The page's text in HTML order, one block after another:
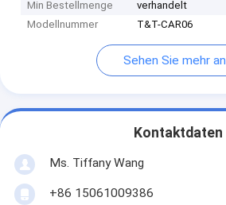
Min Bestellmenge
verhandelt
Modellnummer
T&T-CAR06
Sehen Sie mehr an
Kontaktdaten
Ms. Tiffany Wang
+86 15061009386